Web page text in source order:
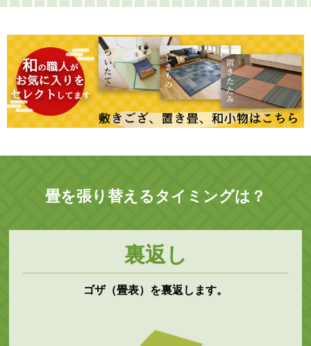
畳を張り替えるタイミングは？
裏返し
ゴザ（畳表）を裏返します。